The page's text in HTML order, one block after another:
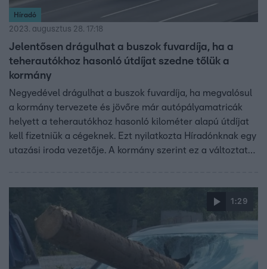
Híradó
2023. augusztus 28. 17:18
Jelentősen drágulhat a buszok fuvardíja, ha a
teherautókhoz hasonló útdíjat szedne tőlük a
kormány
Negyedével drágulhat a buszok fuvardíja, ha megvalósul
a kormány tervezete és jövőre már autópályamatricák
helyett a teherautókhoz hasonló kilométer alapú útdíjat
kell fizetniük a cégeknek. Ezt nyilatkozta Híradónknak egy
utazási iroda vezetője. A kormány szerint ez a változtatás
1:29